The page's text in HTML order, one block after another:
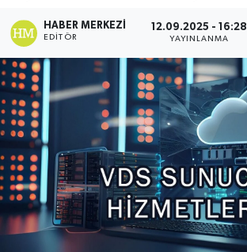
HABER MERKEZI
EDITÖR
12.09.2025 - 16:28
YAYINLANMA
Son Dakika Haberleri
Haber Arşivi